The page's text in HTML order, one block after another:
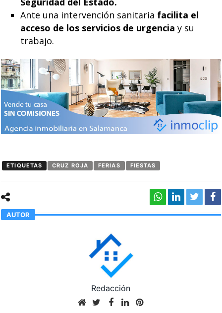
Ante una intervención sanitaria facilita el
acceso de los servicios de urgencia y su
trabajo.
ETIQUETAS CRUZ ROJA FERIAS FIESTAS
AUTOR
Redacción